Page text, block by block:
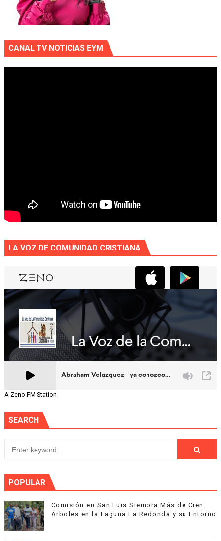
CANAL TV NOTICIAS EYM
LA VOZ DE COMUNIDAD CRISTIANA
A Zeno.FM Station
SEARCH
POPULAR
Comisión en San Luis Siembra Más de Cien
Árboles en la Laguna La Redonda y su Entorno